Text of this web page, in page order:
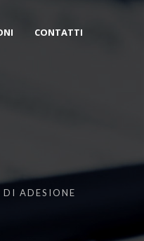
CONTATTI
ADESIONE